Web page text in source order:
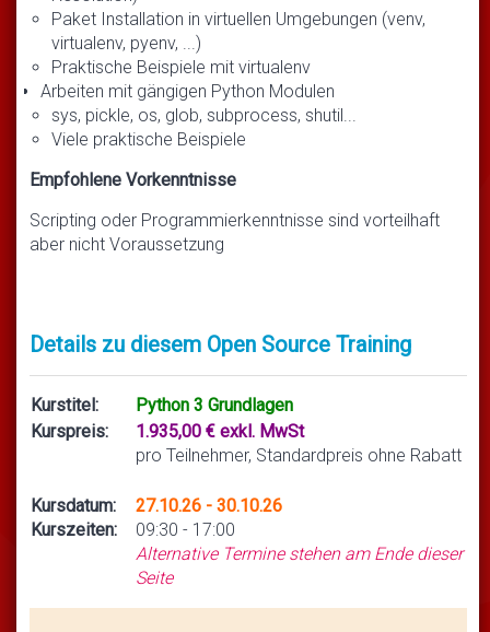
Paket Installation in virtuellen Umgebungen (venv,
virtualenv, pyenv, ...)
Praktische Beispiele mit virtualenv
Arbeiten mit gängigen Python Modulen
sys, pickle, os, glob, subprocess, shutil...
Viele praktische Beispiele
Empfohlene Vorkenntnisse
Scripting oder Programmierkenntnisse sind vorteilhaft
aber nicht Voraussetzung
Details zu diesem Open Source Training
Kurstitel:
Python 3 Grundlagen
Kurspreis:
1.935,00 € exkl. MwSt
pro Teilnehmer, Standardpreis ohne Rabatt
Kursdatum:
Kurszeiten:
27.10.26 - 30.10.26
09:30 - 17:00
Alternative Termine stehen am Ende dieser
Seite